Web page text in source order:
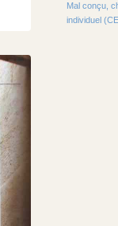
Mal conçu,
individuel